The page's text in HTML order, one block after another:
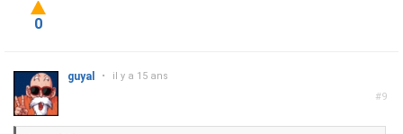
0
#9
guyal • il y a 15 ans